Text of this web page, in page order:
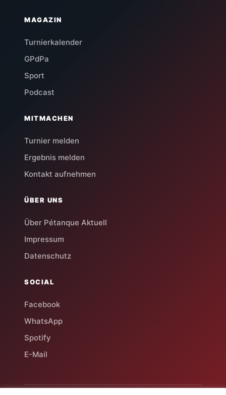
MAGAZIN
Turnierkalender
GPdPa
Sport
Podcast
MITMACHEN
Turnier melden
Ergebnis melden
Kontakt aufnehmen
ÜBER UNS
Über Pétanque Aktuell
Impressum
Datenschutz
SOCIAL
Facebook
WhatsApp
Spotify
E-Mail